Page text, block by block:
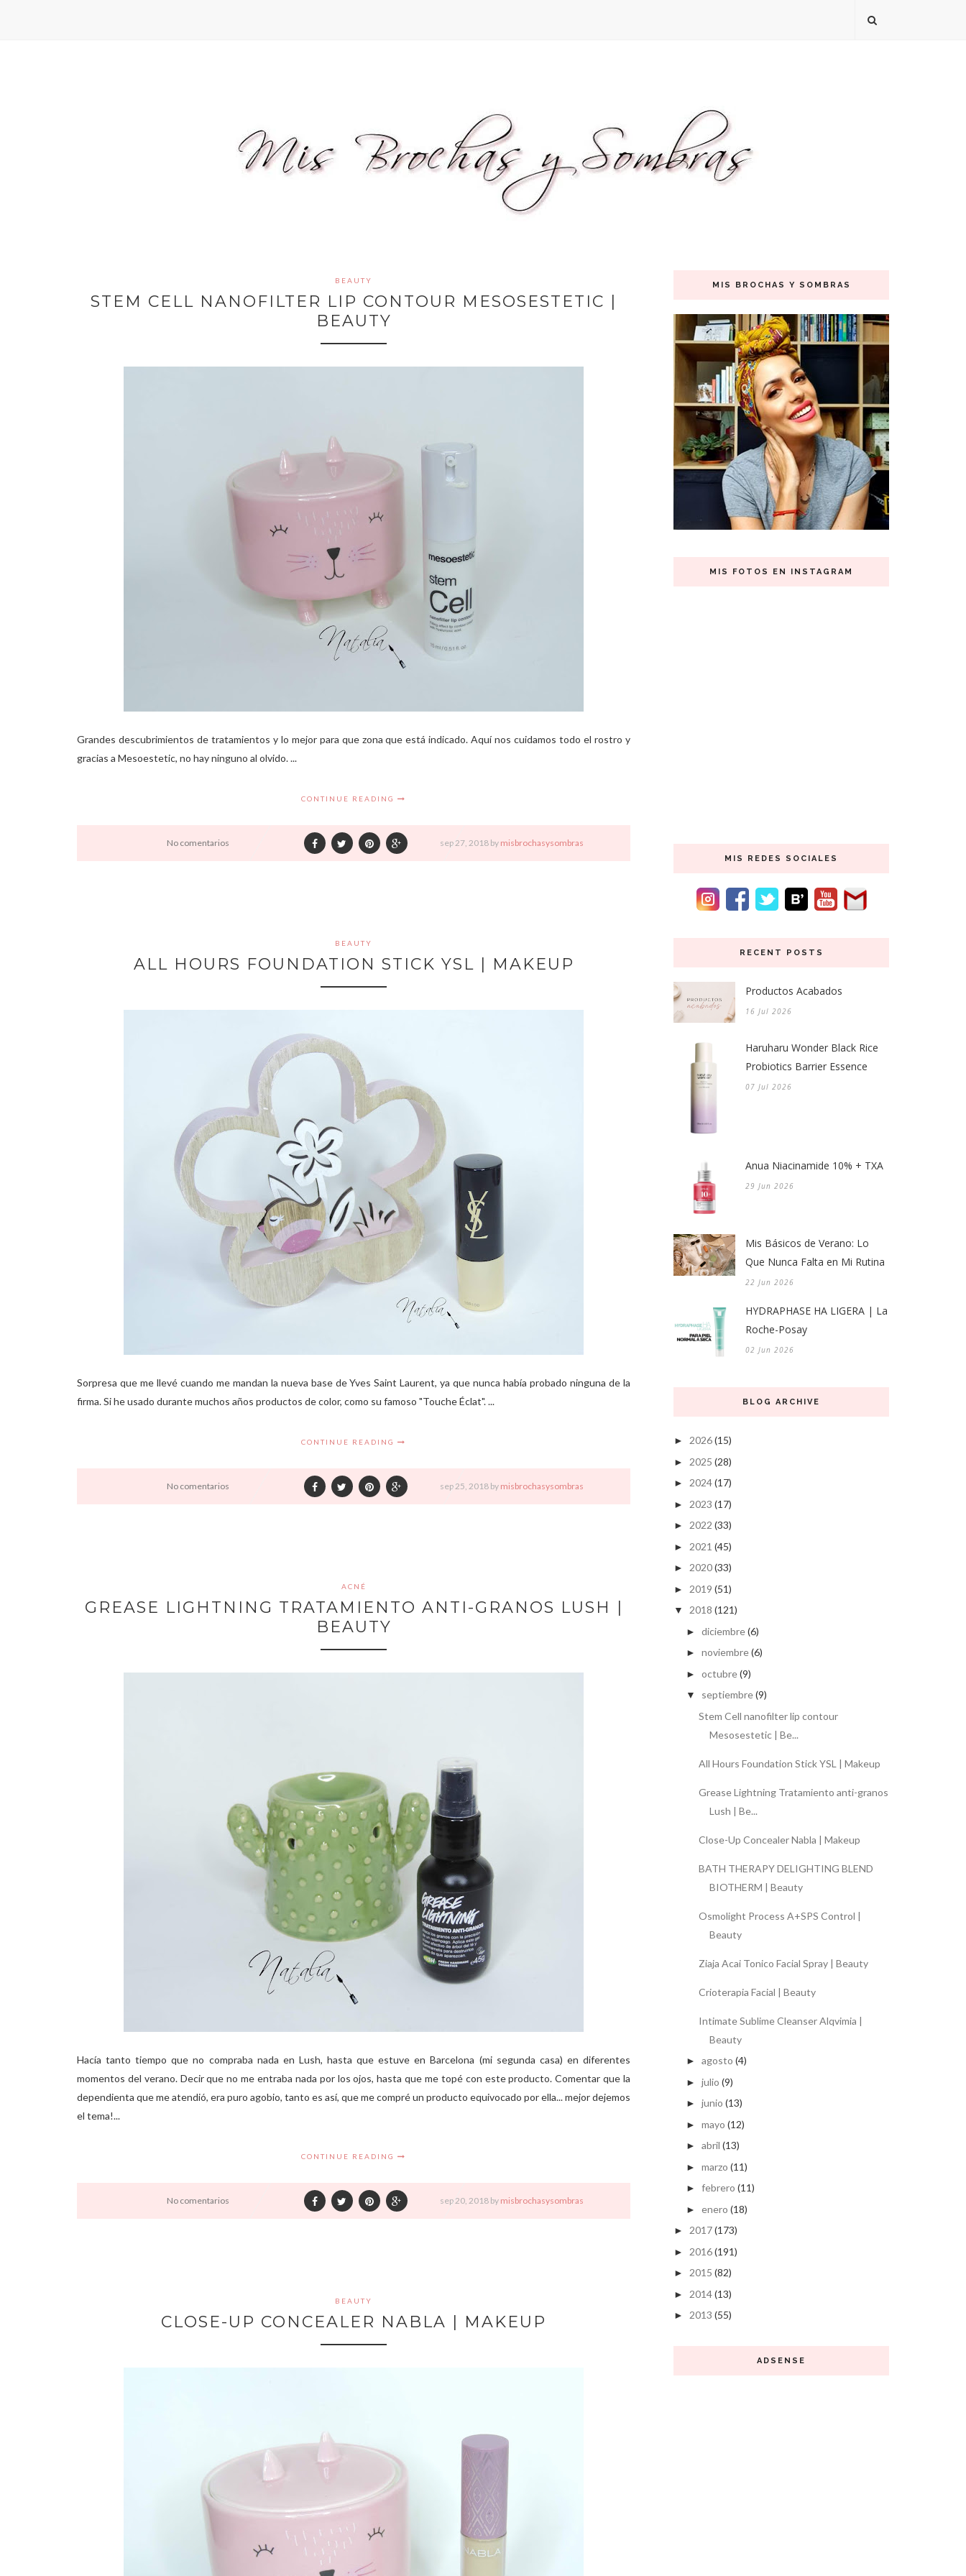
BEAUTY
STEM CELL NANOFILTER LIP CONTOUR MESOSESTETIC |
BEAUTY
Grandes descubrimientos de tratamientos y lo mejor para que zona que está indicado. Aquí nos cuidamos todo el rostro y
gracias a Mesoestetic, no hay ninguno al olvido. ...
CONTINUE READING
No comentarios sep27, 2018 by misbrochasysombras
BEAUTY
ALL HOURS FOUNDATION STICK YSL | MAKEUP
Sorpresa que me llevé cuando me mandan la nueva base de Yves Saint Laurent, ya que nunca había probado ninguna de la
firma. Si he usado durante muchos años productos de color, como su famoso "Touche Éclat". ...
CONTINUE READING
No comentarios sep25, 2018 by misbrochasysombras
ACNÉ
GREASE LIGHTNING TRATAMIENTO ANTI-GRANOS LUSH |
BEAUTY
Hacía tanto tiempo que no compraba nada en Lush, hasta que estuve en Barcelona (mi segunda casa) en diferentes
momentos del verano. Decir que no me entraba nada por los ojos, hasta que me topé con este producto. Comentar que la
dependienta que me atendió, era puro agobio, tanto es así, que me compré un producto equivocado por ella... mejor dejemos
el tema!...
CONTINUE READING
No comentarios sep20, 2018 by misbrochasysombras
BEAUTY
CLOSE-UP CONCEALER NABLA | MAKEUP
MIS BROCHAS Y SOMBRAS
MIS FOTOS EN INSTAGRAM
MIS REDES SOCIALES
RECENT POSTS
Productos Acabados
16 Jul 2026
Haruharu Wonder Black Rice
Probiotics Barrier Essence
07 Jul 2026
Anua Niacinamide 10% + TXA
29 Jun 2026
Mis Básicos de Verano: Lo
Que Nunca Falta en Mi Rutina
22 Jun 2026
HYDRAPHASE HA LIGERA | La
Roche-Posay
02 Jun 2026
BLOG ARCHIVE
► 2026(15)
► 2025 (28)
► 2024(17)
► 2023 (17)
► 2022 (33)
► 2021 (45)
► 2020(33)
► 2019 (51)
▼ 2018 (121)
► diciembre(6)
► noviembre(6)
► octubre(9)
▼ septiembre(9)
Stem Cell nanofilter lip contour
Mesosestetic | Be...
All Hours Foundation Stick YSL | Makeup
Grease Lightning Tratamiento anti-granos
Lush | Be...
Close-Up Concealer Nabla | Makeup
BATH THERAPY DELIGHTING BLEND
BIOTHERM | Beauty
Osmolight Process A+SPS Control |
Beauty
Ziaja Acai Tonico Facial Spray | Beauty
Crioterapia Facial | Beauty
Intimate Sublime Cleanser Alqvimia |
Beauty
► agosto (4)
► julio (9)
► junio (13)
► mayo (12)
► abril (13)
► marzo (11)
► febrero (11)
► enero (18)
► 2017(173)
► 2016(191)
► 2015 (82)
► 2014(13)
► 2013 (55)
ADSENSE